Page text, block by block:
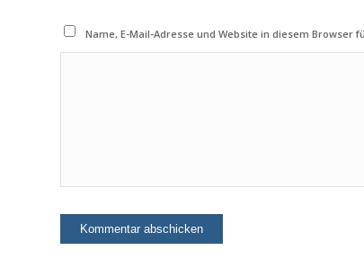
Name, E-Mail-Adresse und Website in diesem Browser